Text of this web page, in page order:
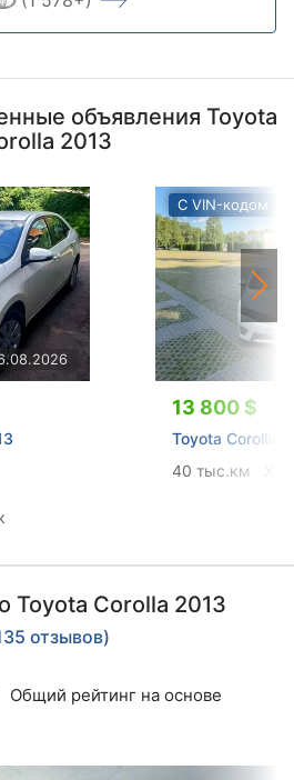
объявления Toyota
2013
С VIN-кодом
13 800 $
Toyota Corolla,
40 тыс.км
Toyota Corolla 2013
отзывов)
Общий рейтинг на основе